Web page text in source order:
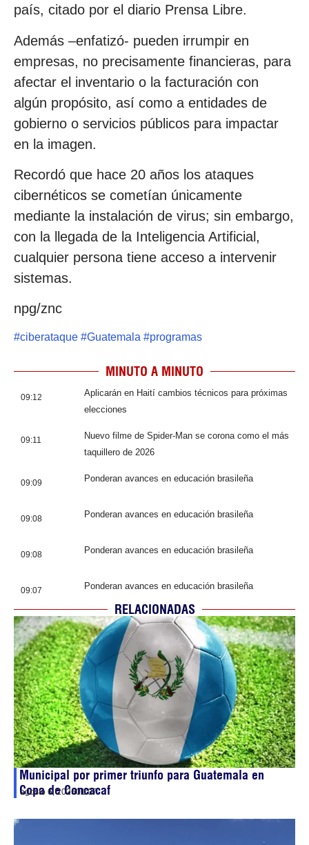
país, citado por el diario Prensa Libre.
Además –enfatizó- pueden irrumpir en
empresas, no precisamente financieras, para
afectar el inventario o la facturación con
algún propósito, así como a entidades de
gobierno o servicios públicos para impactar
en la imagen.
Recordó que hace 20 años los ataques
cibernéticos se cometían únicamente
mediante la instalación de virus; sin embargo,
con la llegada de la Inteligencia Artificial,
cualquier persona tiene acceso a intervenir
sistemas.
npg/znc
#ciberataque #Guatemala #programas
MINUTO A MINUTO
09:12
Aplicarán en Haití cambios técnicos para próximas
elecciones
09:11
Nuevo filme de Spider-Man se corona como el más
taquillero de 2026
09:09 Ponderan avances en educación brasileña
09:08 Ponderan avances en educación brasileña
09:08 Ponderan avances en educación brasileña
09:07 Ponderan avances en educación brasileña
RELACIONADAS
Municipal por primer triunfo para Guatemala en
Copa de Concacaf
agosto 6, 202601:07